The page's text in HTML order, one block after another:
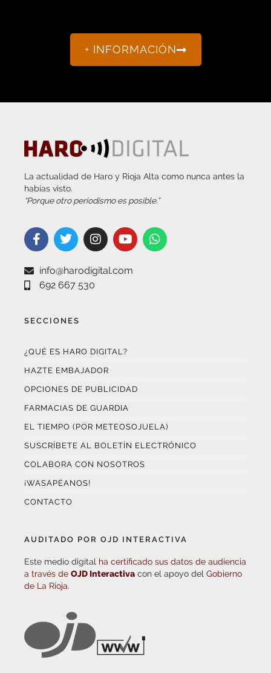
+ INFORMACIÓN
La actualidad de Haro y Rioja Alta como nunca antes la
habías visto.
“Porque otro periodismo es posible.”
info@harodigital.com
692 667 530
SECCIONES
¿QUÉ ES HARO DIGITAL?
HAZTE EMBAJADOR
OPCIONES DE PUBLICIDAD
FARMACIAS DE GUARDIA
EL TIEMPO (POR METEOSOJUELA)
SUSCRÍBETE AL BOLETÍN ELECTRÓNICO
COLABORA CON NOSOTROS
¡WASAPÉANOS!
CONTACTO
AUDITADO POR OJD INTERACTIVA
Este medio digital ha certificado sus datos de audiencia
a través de OJD Interactiva con el apoyo del Gobierno
de La Rioja.